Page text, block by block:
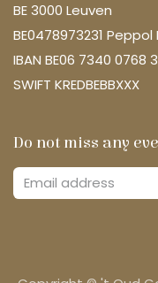
BE 3000 Leuven
BE0478973231 Peppol
IBAN BE06 7340 0768
SWIFT KREDBEBBXXX
Do not miss any